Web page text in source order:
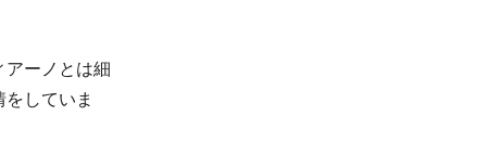
アーノとは細
していま